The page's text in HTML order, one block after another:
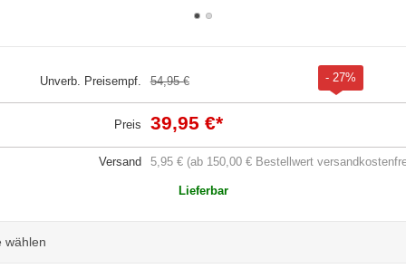
Unverb. Preisempf. 54,95 € - 27%
Preis 39,95 €*
Versand 5,95 € (ab 150,00 € Bestellwert
Lieferbar
wählen